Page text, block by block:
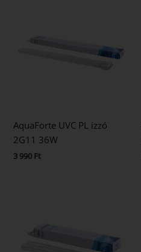
AquaForte UVC PL izzó
2G11 36W
3 990 Ft